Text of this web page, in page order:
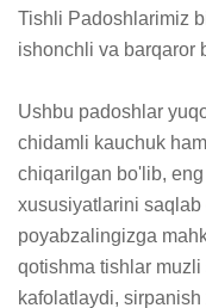
Tishli Padoshlarimiz
ishonchli va barqaror
Ushbu padoshlar
chidamli kauchuk
chiqarilgan bo'lib,
xususiyatlarini
poyabzalingizga
qotishma tishlar
kafolatlaydi,